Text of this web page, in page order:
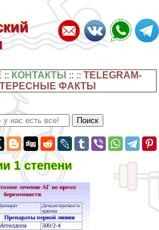
:: КОНТАКТЫ :: ::TELEGRAM-
ФАКТЫ
1 степени